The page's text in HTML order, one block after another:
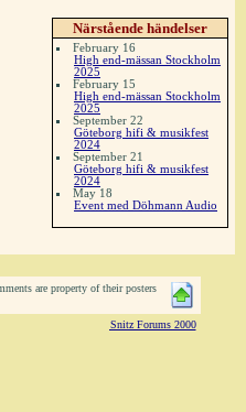
Närstående händelser
February 16
High end-mässan Stockholm
2025
February 15
High end-mässan Stockholm
2025
September 22
Göteborg hifi & musikfest
2024
September 21
Göteborg hifi & musikfest
2024
May 18
Event med Döhmann Audio
are property of their posters
Snitz Forums 2000